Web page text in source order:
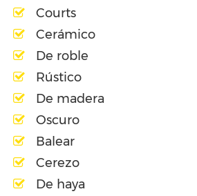
Courts
Cerámico
De roble
Rústico
De madera
Oscuro
Balear
Cerezo
De haya